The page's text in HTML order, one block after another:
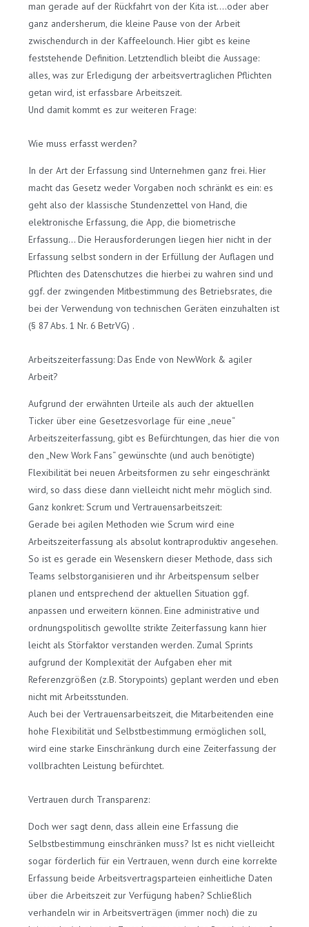
man gerade auf der Rückfahrt von der Kita ist….oder aber
ganz andersherum, die kleine Pause von der Arbeit
zwischendurch in der Kaffeelounch. Hier gibt es keine
feststehende Definition. Letztendlich bleibt die Aussage:
alles, was zur Erledigung der arbeitsvertraglichen Pflichten
getan wird, ist erfassbare Arbeitszeit.
Und damit kommt es zur weiteren Frage:
Wie muss erfasst werden?
In der Art der Erfassung sind Unternehmen ganz frei. Hier
macht das Gesetz weder Vorgaben noch schränkt es ein: es
geht also der klassische Stundenzettel von Hand, die
elektronische Erfassung, die App, die biometrische
Erfassung… Die Herausforderungen liegen hier nicht in der
Erfassung selbst sondern in der Erfüllung der Auflagen und
Pflichten des Datenschutzes die hierbei zu wahren sind und
ggf. der zwingenden Mitbestimmung des Betriebsrates, die
bei der Verwendung von technischen Geräten einzuhalten ist
(§ 87 Abs. 1 Nr. 6 BetrVG) .
Arbeitszeiterfassung: Das Ende von NewWork & agiler
Arbeit?
Aufgrund der erwähnten Urteile als auch der aktuellen
Ticker über eine Gesetzesvorlage für eine „neue“
Arbeitszeiterfassung, gibt es Befürchtungen, das hier die von
den „New Work Fans“ gewünschte (und auch benötigte)
Flexibilität bei neuen Arbeitsformen zu sehr eingeschränkt
wird, so dass diese dann vielleicht nicht mehr möglich sind.
Ganz konkret: Scrum und Vertrauensarbeitszeit:
Gerade bei agilen Methoden wie Scrum wird eine
Arbeitszeiterfassung als absolut kontraproduktiv angesehen.
So ist es gerade ein Wesenskern dieser Methode, dass sich
Teams selbstorganisieren und ihr Arbeitspensum selber
planen und entsprechend der aktuellen Situation ggf.
anpassen und erweitern können. Eine administrative und
ordnungspolitisch gewollte strikte Zeiterfassung kann hier
leicht als Störfaktor verstanden werden. Zumal Sprints
aufgrund der Komplexität der Aufgaben eher mit
Referenzgrößen (z.B. Storypoints) geplant werden und eben
nicht mit Arbeitsstunden.
Auch bei der Vertrauensarbeitszeit, die Mitarbeitenden eine
hohe Flexibilität und Selbstbestimmung ermöglichen soll,
wird eine starke Einschränkung durch eine Zeiterfassung der
vollbrachten Leistung befürchtet.
Vertrauen durch Transparenz:
Doch wer sagt denn, dass allein eine Erfassung die
Selbstbestimmung einschränken muss? Ist es nicht vielleicht
sogar förderlich für ein Vertrauen, wenn durch eine korrekte
Erfassung beide Arbeitsvertragsparteien einheitliche Daten
über die Arbeitszeit zur Verfügung haben? Schließlich
verhandeln wir in Arbeitsverträgen (immer noch) die zu